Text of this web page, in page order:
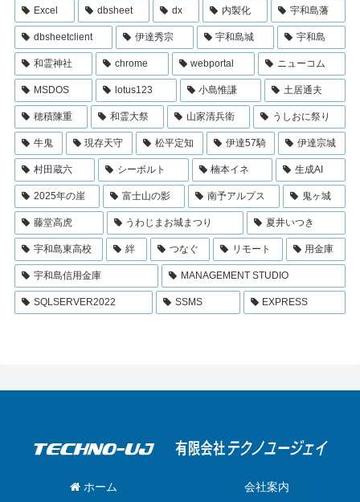
Excel dbsheet dx 内製化 宇和島藩
dbsheetclient 伊達秀宗 宇和島城 宇和島
和霊神社 chrome webportal ニューコム
MSDOS lotus123 小島惟謙 土居通夫
穂積陳重 和霊大祭 山家清兵衛 うしおに祭り
牛鬼 現存天守 松平定知 伊達57騎 伊達宗城
村田蔵六 シーボルト 楠本イネ 生成AI
2025年の崖 富士山の影 南予アルプス 鬼ヶ城
藤堂高虎 うわじまお城まつり 夏井いつき
宇和島東高校 絆 つなぐ リモート 用金庫
宇和島信用金庫 MANAGEMENT STUDIO
SQLSERVER2022 SSMS EXPRESS
ホーム 会社案内